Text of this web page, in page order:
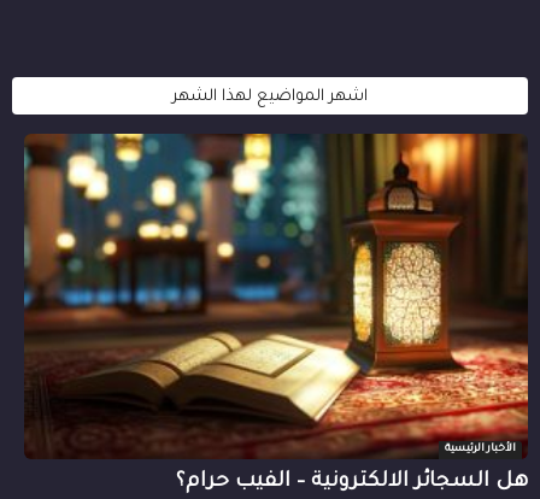
اشهر المواضيع لهذا الشهر
الأخبار الرئيسية
هل السجائر الالكترونية – الفيب حرام؟